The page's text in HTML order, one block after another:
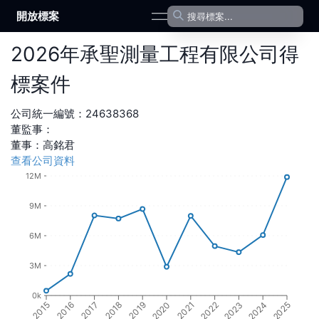
開放標案 open navigation menu
2026年承聖測量工程有限公司得
標案件
公司統一編號： 24638368
董監事：
董事 ： 高銘君
查看公司資料
2015 2016 2017 2018 2019 2020 2021 2022 2023 2024 2025
0k
3M
6M
9M
12M